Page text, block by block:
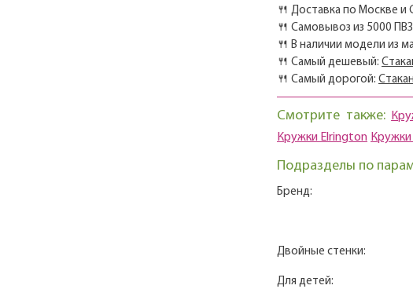
🍴 Доставка по Москве и
🍴 Самовывоз из 5000
🍴 В наличии модели из
🍴 Самый дешевый:
🍴 Самый дорогой:
Смотрите также:
Кружки Elrington
Подразделы по
Бренд:
Двойные стенки:
Для детей: